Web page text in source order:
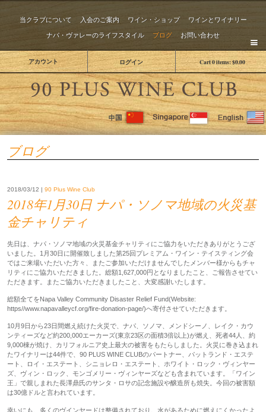
当クラブについて 入会のご案内 ワイン・ショップ
ワインとワイナリー
ナパ・ヴァレーのライフスタイル
ブログ お問い合わせ
Cart0items:$0.00
アカウント ログイン
The
ブログ
2018/03/12 | 90 Plus Wine Club
2018年1月30日 ナパ・ソノマ地域の火災基
金チャリティ
先日は、ナパ・ソノマ地域の火災基金チャリティにご協力をいただきありがとうござ
いました。1月30日に開催致しました第25回プレミアム・ワイン・テイスティング会
ではご来場いただいた方々、またご参加いただけませんでしたメンバー様からもチャ
リティにご協力いただきました。総額1,627,000円となりましたこと、ご報告させてい
ただきます。またご協力いただきましたこと、大変感謝いたします。
総額全てをNapa Valley Community Disaster Relief Fund(Website:
https//www.napavalleycf.org/fire-donation-page/)へ寄付させていただきます。
10月9日から23日間燃え続けた火災で、ナパ、ソノマ、メンドシーノ、レイク・カウ
ンティーズなど約200,000エーカーズ(東京23区の面積3倍以上)が燃え、死者44人、約
9,000棟が焼け、カリフォルニア史上最大の被害をもたらしました。火災に巻き込まれ
たワイナリーは44件で、90 PLUS WINE CLUBのパートナー、パットランド・エステ
ート、ロイ・エステート、シニョレロ・エステート、ホワイト・ロック・ヴィンヤー
ズ、ヴィン・ロック、モンゴメリー・ヴィンヤーズなども含まれています。「ワイン
王」で親しまれた長澤鼎氏のサンタ・ロサの記念施設や醸造所も焼失。今回の被害額
は30億ドルと言われています。
幸いにも、多くのヴインヤードは整備されており、水があるために燃えにくかったよ